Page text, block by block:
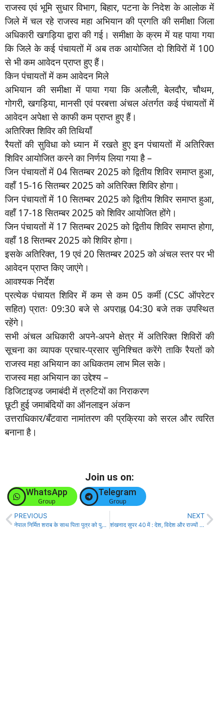
राजस्व एवं भूमि सुधार विभाग, बिहार, पटना के निदेश के आलोक में
जिले में चल रहे राजस्व महा अभियान की प्रगति की समीक्षा जिला
अधिकारी खगड़िया द्वारा की गई। समीक्षा के क्रम में यह पाया गया
कि जिले के कई पंचायतों में अब तक आयोजित दो शिविरों में 100
से भी कम आवेदन प्राप्त हुए हैं।
किन पंचायतों में कम आवेदन मिले
अभियान की समीक्षा में पाया गया कि अलौली, बेलदौर, चौथम,
गोगरी, खगड़िया, मानसी एवं परबत्ता अंचल अंतर्गत कई पंचायतों में
आवेदन अपेक्षा से काफी कम प्राप्त हुए हैं।
अतिरिक्त शिविर की तिथियाँ
रैयतों की सुविधा को ध्यान में रखते हुए इन पंचायतों में अतिरिक्त
शिविर आयोजित करने का निर्णय लिया गया है –
जिन पंचायतों में 04 सितम्बर 2025 को द्वितीय शिविर समाप्त हुआ,
वहाँ 15-16 सितम्बर 2025 को अतिरिक्त शिविर होगा।
जिन पंचायतों में 10 सितम्बर 2025 को द्वितीय शिविर समाप्त हुआ,
वहाँ 17-18 सितम्बर 2025 को शिविर आयोजित होंगे।
जिन पंचायतों में 17 सितम्बर 2025 को द्वितीय शिविर समाप्त होगा,
वहाँ 18 सितम्बर 2025 को शिविर होगा।
इसके अतिरिक्त, 19 एवं 20 सितम्बर 2025 को अंचल स्तर पर भी
आवेदन प्राप्त किए जाएंगे।
आवश्यक निर्देश
प्रत्येक पंचायत शिविर में कम से कम 05 कर्मी (CSC ऑपरेटर
सहित) प्रातः 09:30 बजे से अपराह्न 04:30 बजे तक उपस्थित
रहेंगे।
सभी अंचल अधिकारी अपने-अपने क्षेत्र में अतिरिक्त शिविरों की
सूचना का व्यापक प्रचार-प्रसार सुनिश्चित करेंगे ताकि रैयतों को
राजस्व महा अभियान का अधिकतम लाभ मिल सके।
राजस्व महा अभियान का उद्देश्य –
डिजिटाइज्ड जमाबंदी में त्रुटियों का निराकरण
छूटी हुई जमाबंदियों का ऑनलाइन अंकन
उत्तराधिकार/बँटवारा नामांतरण की प्रक्रिया को सरल और त्वरित
बनाना है।
Join us on:
WhatsApp
Group
Telegram
Group
PREVIOUS
नेपाल निर्मित शराब के साथ पिता पुत्र को पुलिस ने किया गिरफ्तार!
NEXT
शंखनाद सुपर 40 में : देश, विदेश और राज्यों से आज की 40 बड़ी खबरें!